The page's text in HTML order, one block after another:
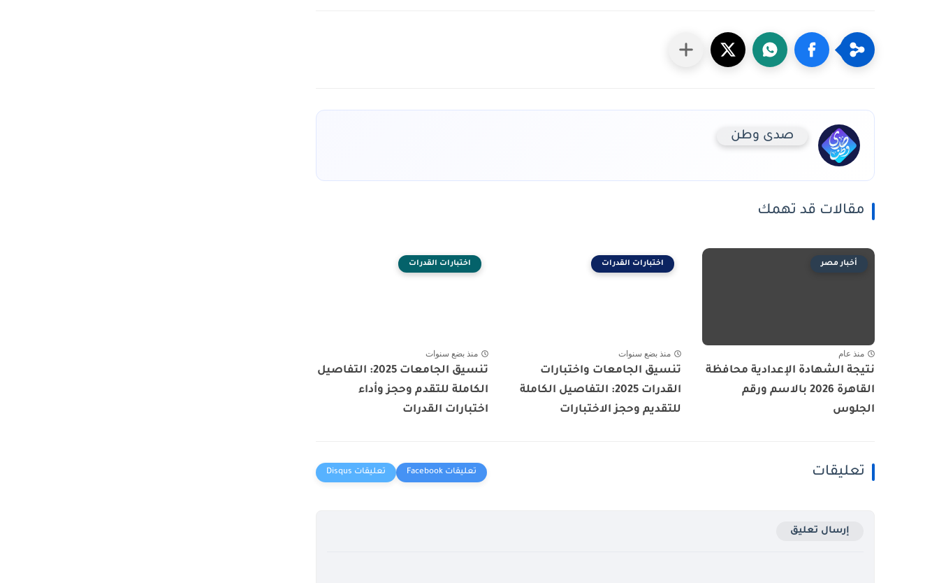
صدى وطن
مقالات قد تهمك
أخبار مصر
منذ عام
نتيجة الشهادة الإعدادية محافظة
القاهرة 2026 بالاسم ورقم
الجلوس
اختبارات القدرات
منذ بضع سنوات
تنسيق الجامعات واختبارات
القدرات 2025: التفاصيل الكاملة
للتقديم وحجز الاختبارات
اختبارات القدرات
منذ بضع سنوات
تنسيق الجامعات 2025: التفاصيل
الكاملة للتقدم وحجز وأداء
اختبارات القدرات
تعليقات
إرسال تعليق